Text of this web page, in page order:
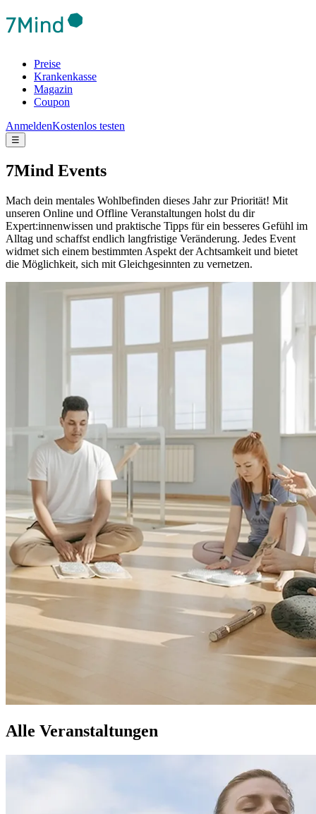
Preise
Krankenkasse
Magazin
Coupon
AnmeldenKostenlos testen
☰
7Mind Events
Mach dein mentales Wohlbefinden dieses Jahr zur Priorität! Mit
unseren Online und Offline Veranstaltungen holst du dir
Expert:innenwissen und praktische Tipps für ein besseres Gefühl im
Alltag und schaffst endlich langfristige Veränderung. Jedes Event
widmet sich einem bestimmten Aspekt der Achtsamkeit und bietet
die Möglichkeit, sich mit Gleichgesinnten zu vernetzen.
Alle Veranstaltungen